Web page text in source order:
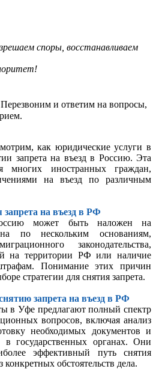
споры, восстанавливаем
и ответим на вопросы,
как юридические услуги в
запрета на въезд в Россию. Эта
многих иностранных граждан,
на въезд по различным
на въезд в РФ
может быть наложен на
по нескольким основаниям,
законодательства,
на территории РФ или наличие
Понимание этих причин
стратегии для снятия запрета.
запрета на въезд в РФ
в Уфе предлагают полный спектр
вопросов, включая анализ
необходимых документов и
в государственных органах. Они
эффективный путь снятия
конкретных обстоятельств дела.